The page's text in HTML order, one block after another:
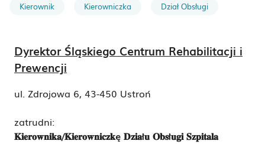
Kierownik Kierowniczka Dział Obsługi
Dyrektor Śląskiego Centrum Rehabilitacji i
Prewencji
ul. Zdrojowa 6, 43-450 Ustroń
zatrudni:
𝐊𝐢𝐞𝐫𝐨𝐰𝐧𝐢𝐤𝐚/𝐊𝐢𝐞𝐫𝐨𝐰𝐧𝐢𝐜𝐳𝐤ę 𝐃𝐳𝐢𝐚ł𝐮 𝐎𝐛𝐬ł𝐮𝐠𝐢 𝐒𝐳𝐩𝐢𝐭𝐚𝐥𝐚